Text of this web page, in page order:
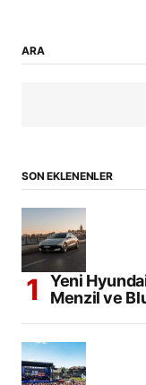
ARA
SON EKLENENLER
Yeni
Menzil ve